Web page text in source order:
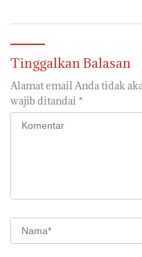
Tinggalkan Balasan
Alamat email Anda tidak
wajib ditandai *